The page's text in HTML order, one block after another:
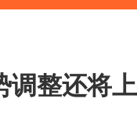
调整还将